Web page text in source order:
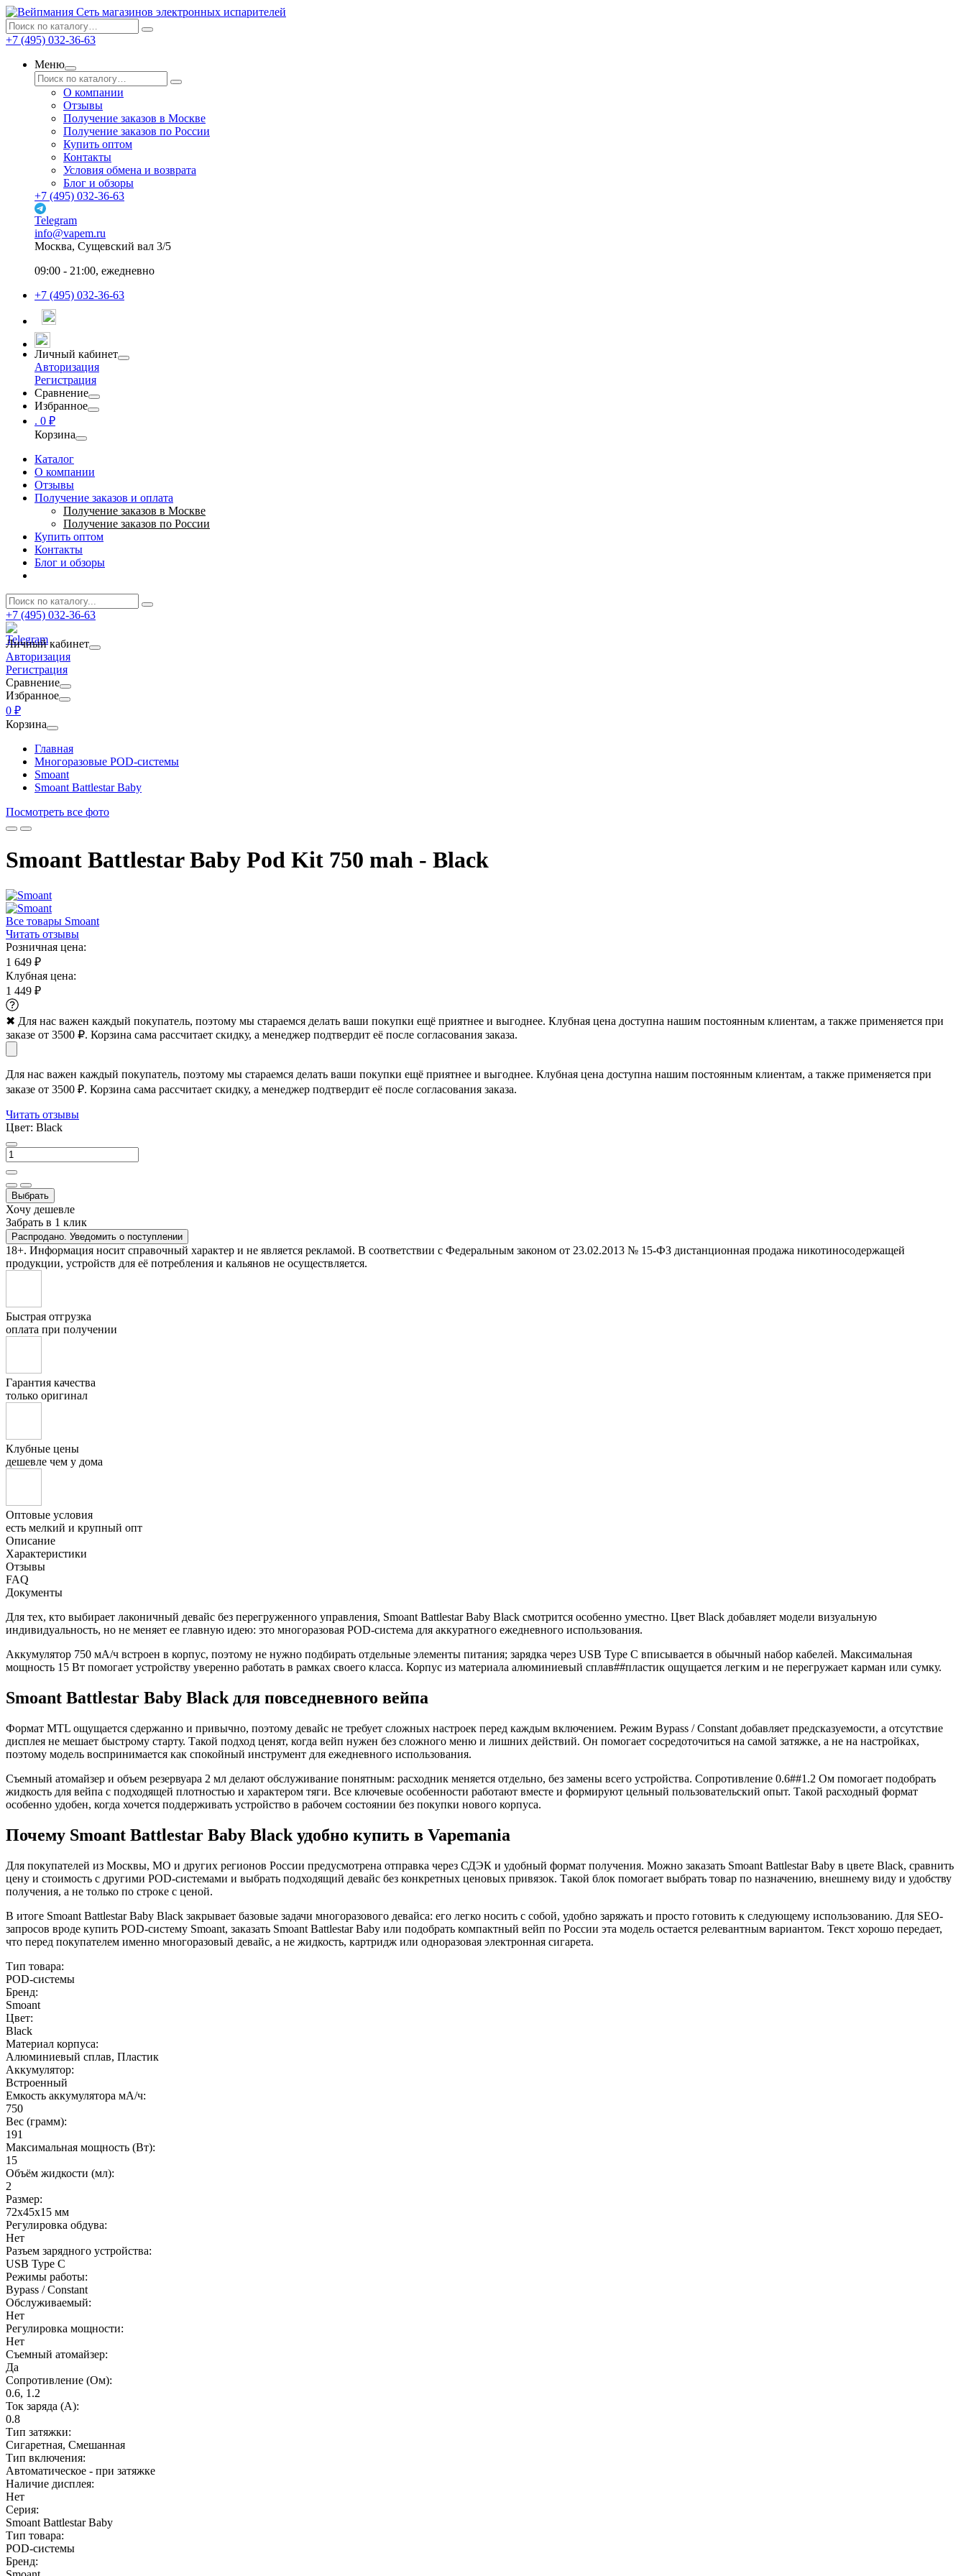
Сеть магазинов электронных испарителей
+7 (495) 032-36-63
Меню
О компании
Отзывы
Получение заказов в Москве
Получение заказов по России
Купить оптом
Контакты
Условия обмена и возврата
Блог и обзоры
+7 (495) 032-36-63
Telegram
info@vapem.ru
Москва, Сущевский вал 3/5
09:00 - 21:00, ежедневно
+7 (495) 032-36-63
Личный кабинет
Авторизация
Регистрация
Сравнение
Избранное
. 0 ₽
Корзина
Каталог
О компании
Отзывы
Получение заказов и оплата
Получение заказов в Москве
Получение заказов по России
Купить оптом
Контакты
Блог и обзоры
+7 (495) 032-36-63
Личный кабинет
Авторизация
Регистрация
Сравнение
Избранное
0 ₽
Корзина
Главная
Многоразовые POD-системы
Smoant
Smoant Battlestar Baby
Посмотреть все фото
Smoant Battlestar Baby Pod Kit 750 mah - Black
Все товары Smoant
Читать отзывы
Розничная цена:
1 649 ₽
Клубная цена:
1 449 ₽
✖ Для нас важен каждый покупатель, поэтому мы стараемся делать ваши покупки ещё приятнее и выгоднее. Клубная цена доступна нашим постоянным клиентам, а также применяется при
заказе от 3500 ₽. Корзина сама рассчитает скидку, а менеджер подтвердит её после согласования заказа.
Для нас важен каждый покупатель, поэтому мы стараемся делать ваши покупки ещё приятнее и выгоднее. Клубная цена доступна нашим постоянным клиентам, а также применяется при
заказе от 3500 ₽. Корзина сама рассчитает скидку, а менеджер подтвердит её после согласования заказа.
Читать отзывы
Цвет: Black
Выбрать
Хочу дешевле
Забрать в 1 клик
Распродано. Уведомить о поступлении
18+. Информация носит справочный характер и не является рекламой. В соответствии с Федеральным законом от 23.02.2013 № 15-ФЗ дистанционная продажа никотиносодержащей
продукции, устройств для её потребления и кальянов не осуществляется.
Быстрая отгрузка
оплата при получении
Гарантия качества
только оригинал
Клубные цены
дешевле чем у дома
Оптовые условия
есть мелкий и крупный опт
Описание
Характеристики
Отзывы
FAQ
Документы
Для тех, кто выбирает лаконичный девайс без перегруженного управления, Smoant Battlestar Baby Black смотрится особенно уместно. Цвет Black добавляет модели визуальную
индивидуальность, но не меняет ее главную идею: это многоразовая POD-система для аккуратного ежедневного использования.
Аккумулятор 750 мА/ч встроен в корпус, поэтому не нужно подбирать отдельные элементы питания; зарядка через USB Type C вписывается в обычный набор кабелей. Максимальная
мощность 15 Вт помогает устройству уверенно работать в рамках своего класса. Корпус из материала алюминиевый сплав##пластик ощущается легким и не перегружает карман или сумку.
Smoant Battlestar Baby Black для повседневного вейпа
Формат MTL ощущается сдержанно и привычно, поэтому девайс не требует сложных настроек перед каждым включением. Режим Bypass / Constant добавляет предсказуемости, а отсутствие
дисплея не мешает быстрому старту. Такой подход ценят, когда вейп нужен без сложного меню и лишних действий. Он помогает сосредоточиться на самой затяжке, а не на настройках,
поэтому модель воспринимается как спокойный инструмент для ежедневного использования.
Съемный атомайзер и объем резервуара 2 мл делают обслуживание понятным: расходник меняется отдельно, без замены всего устройства. Сопротивление 0.6##1.2 Ом помогает подобрать
жидкость для вейпа с подходящей плотностью и характером тяги. Все ключевые особенности работают вместе и формируют цельный пользовательский опыт. Такой расходный формат
особенно удобен, когда хочется поддерживать устройство в рабочем состоянии без покупки нового корпуса.
Почему Smoant Battlestar Baby Black удобно купить в Vapemania
Для покупателей из Москвы, МО и других регионов России предусмотрена отправка через СДЭК и удобный формат получения. Можно заказать Smoant Battlestar Baby в цвете Black, сравнить
цену и стоимость с другими POD-системами и выбрать подходящий девайс без конкретных ценовых привязок. Такой блок помогает выбрать товар по назначению, внешнему виду и удобству
получения, а не только по строке с ценой.
В итоге Smoant Battlestar Baby Black закрывает базовые задачи многоразового девайса: его легко носить с собой, удобно заряжать и просто готовить к следующему использованию. Для SEO-
запросов вроде купить POD-систему Smoant, заказать Smoant Battlestar Baby или подобрать компактный вейп по России эта модель остается релевантным вариантом. Текст хорошо передает,
что перед покупателем именно многоразовый девайс, а не жидкость, картридж или одноразовая электронная сигарета.
Тип товара:
POD-системы
Бренд:
Smoant
Цвет:
Black
Материал корпуса:
Алюминиевый сплав, Пластик
Аккумулятор:
Встроенный
Емкость аккумулятора мА/ч:
750
Вес (грамм):
191
Максимальная мощность (Вт):
15
Объём жидкости (мл):
2
Размер:
72х45х15 мм
Регулировка обдува:
Нет
Разъем зарядного устройства:
USB Type C
Режимы работы:
Bypass / Constant
Обслуживаемый:
Нет
Регулировка мощности:
Нет
Съемный атомайзер:
Да
Сопротивление (Ом):
0.6, 1.2
Ток заряда (А):
0.8
Тип затяжки:
Сигаретная, Смешанная
Тип включения:
Автоматическое - при затяжке
Наличие дисплея:
Нет
Серия:
Smoant Battlestar Baby
Тип товара:
POD-системы
Бренд: